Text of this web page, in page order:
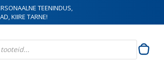
TEENINDUS,
KIIRE TARNE!